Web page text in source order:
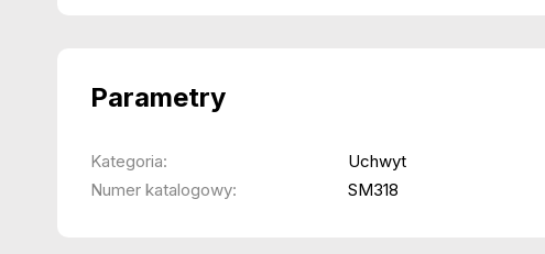
Parametry
Kategoria: Uchwyt
Numer katalogowy:
SM318